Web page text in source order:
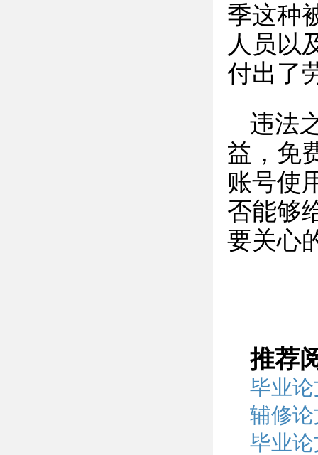
季这种
人员以
付出了
违法
益，免
账号使
否能够
要关心
推荐
毕业
辅修
毕业